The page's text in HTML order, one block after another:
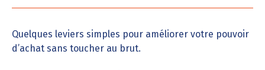
Quelques leviers simples pour améliorer votre pouvoir
d’achat sans toucher au brut.